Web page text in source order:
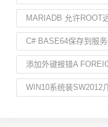
MARIADB 允许ROOT
C# BASE64保存到服
添加外键报错A
WIN10系统装SW2012